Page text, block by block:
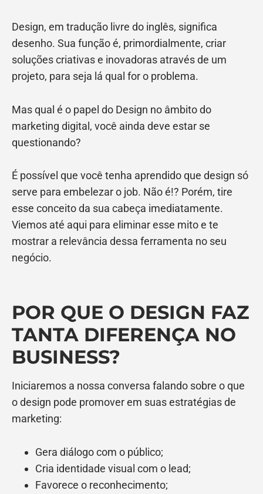
Design, em tradução livre do inglês, significa
desenho. Sua função é, primordialmente, criar
soluções criativas e inovadoras através de um
projeto, para seja lá qual for o problema.
Mas qual é o papel do Design no âmbito do
marketing digital, você ainda deve estar se
questionando?
É possível que você tenha aprendido que design só
serve para embelezar o job. Não é!? Porém, tire
esse conceito da sua cabeça imediatamente.
Viemos até aqui para eliminar esse mito e te
mostrar a relevância dessa ferramenta no seu
negócio.
POR QUE O DESIGN FAZ
TANTA DIFERENÇA NO
BUSINESS?
Iniciaremos a nossa conversa falando sobre o que
o design pode promover em suas estratégias de
marketing:
Gera diálogo com o público;
Cria identidade visual com o lead;
Favorece o reconhecimento;